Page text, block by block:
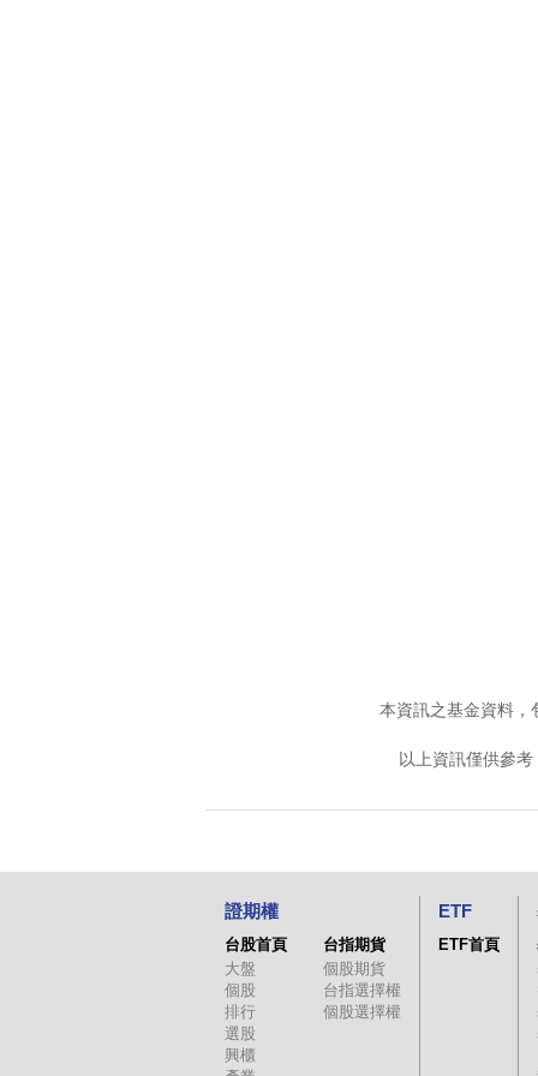
本資訊之基金資料，
以上資訊僅供參
證期權
台股首頁
大盤
個股
排行
選股
興櫃
台指期貨
個股期貨
台指選擇權
個股選擇權
ETF
ETF首頁